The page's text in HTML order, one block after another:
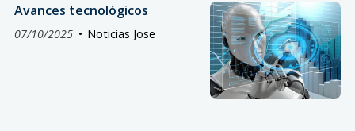
Avances tecnológicos
07/10/2025 Noticias Jose